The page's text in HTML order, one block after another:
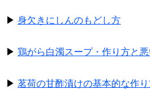
▶ 身欠きにしんのもどし方
▶ 鶏がら白濁スープ・作り方と
▶ 茗荷の甘酢漬けの基本的な作